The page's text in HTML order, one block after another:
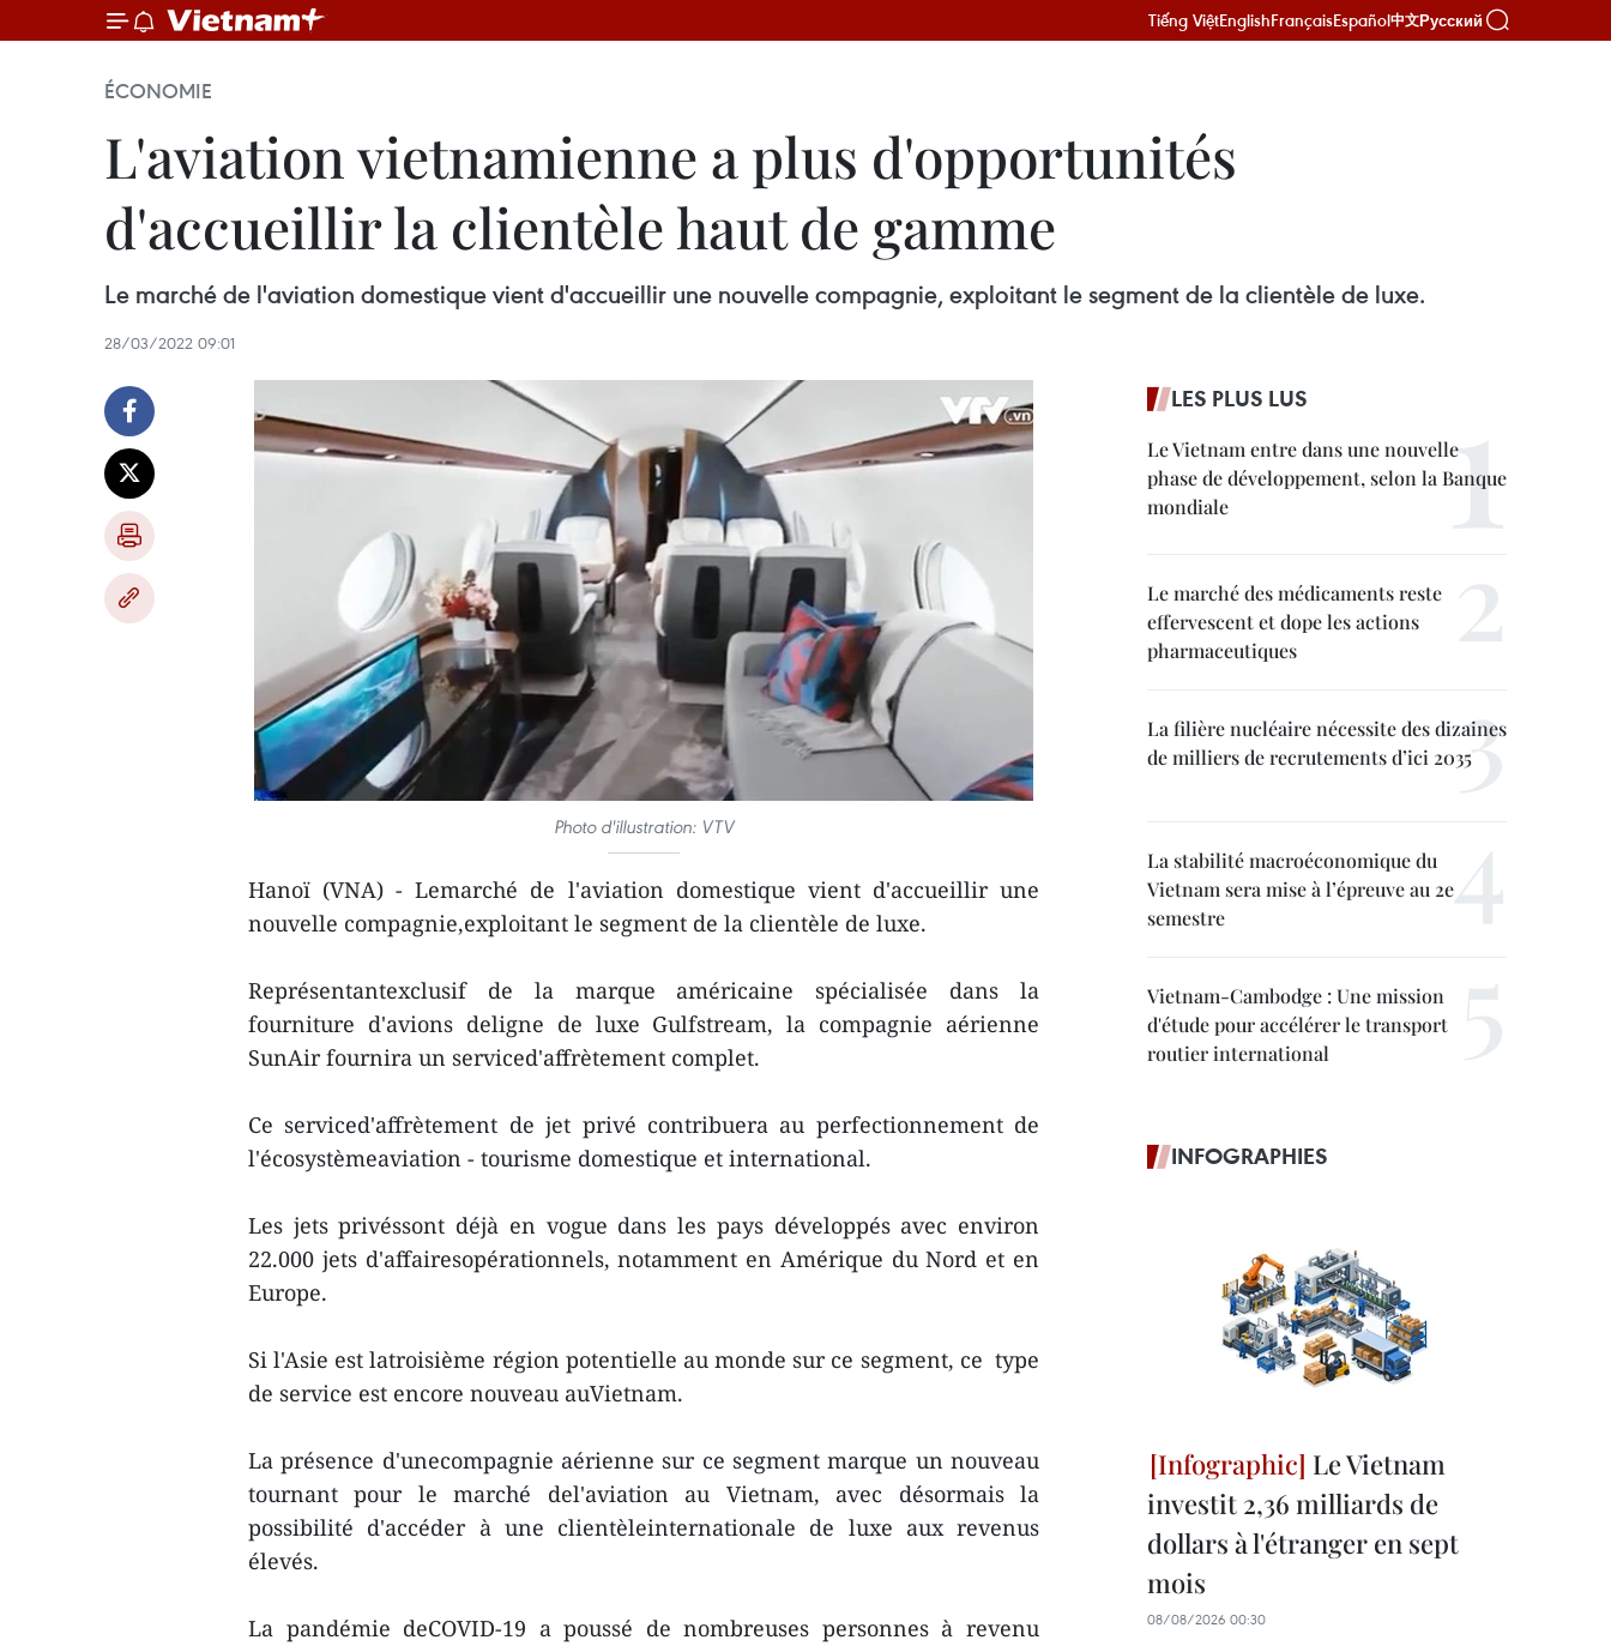
Tiếng ViệtEnglishFrançaisEspañol中文Русский
ÉCONOMIE
L'aviation vietnamienne a plus d'opportunités
d'accueillir la clientèle haut de gamme
Le marché de l'aviation domestique vient d'accueillir une nouvelle compagnie, exploitant le segment de la clientèle de luxe.
28/03/2022 09:01
Photo d'illustration: VTV
Hanoï (VNA) - Lemarché de l'aviation domestique vient d'accueillir une
nouvelle compagnie,exploitant le segment de la clientèle de luxe.
Représentantexclusif de la marque américaine spécialisée dans la
fourniture d'avions deligne de luxe Gulfstream, la compagnie aérienne
SunAir fournira un serviced'affrètement complet.
Ce serviced'affrètement de jet privé contribuera au perfectionnement de
l'écosystèmeaviation - tourisme domestique et international.
Les jets privéssont déjà en vogue dans les pays développés avec environ
22.000 jets d'affairesopérationnels, notamment en Amérique du Nord et en
Europe.
Si l'Asie est latroisième région potentielle au monde sur ce segment, ce type
de service est encore nouveau auVietnam.
La présence d'unecompagnie aérienne sur ce segment marque un nouveau
tournant pour le marché del'aviation au Vietnam, avec désormais la
possibilité d'accéder à une clientèleinternationale de luxe aux revenus
élevés.
La pandémie deCOVID-19 a poussé de nombreuses personnes à revenu
LES PLUS LUS
Le Vietnam entre dans une nouvelle
phase de développement, selon la Banque
mondiale
Le marché des médicaments reste
effervescent et dope les actions
pharmaceutiques
La filière nucléaire nécessite des dizaines
de milliers de recrutements d’ici 2035
La stabilité macroéconomique du
Vietnam sera mise à l’épreuve au 2e
semestre
Vietnam-Cambodge : Une mission
d'étude pour accélérer le transport
routier international
INFOGRAPHIES
Le Vietnam
investit 2,36 milliards de
dollars à l'étranger en sept
mois
08/08/2026 00:30